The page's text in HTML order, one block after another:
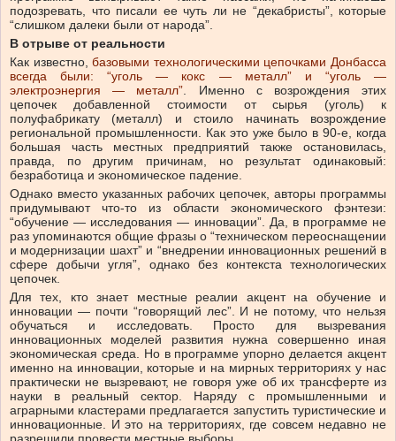
подозревать, что писали ее чуть ли не “декабристы”, которые
“слишком далеки были от народа”.
В отрыве от реальности
Как известно, базовыми технологическими цепочками Донбасса
всегда были: “уголь — кокс — металл” и “уголь —
электроэнергия — металл”. Именно с возрождения этих
цепочек добавленной стоимости от сырья (уголь) к
полуфабрикату (металл) и стоило начинать возрождение
региональной промышленности. Как это уже было в 90-е, когда
большая часть местных предприятий также остановилась,
правда, по другим причинам, но результат одинаковый:
безработица и экономическое падение.
Однако вместо указанных рабочих цепочек, авторы программы
придумывают что-то из области экономического фэнтези:
“обучение — исследования — инновации”. Да, в программе не
раз упоминаются общие фразы о “техническом переоснащении
и модернизации шахт” и “внедрении инновационных решений в
сфере добычи угля”, однако без контекста технологических
цепочек.
Для тех, кто знает местные реалии акцент на обучение и
инновации — почти “говорящий лес”. И не потому, что нельзя
обучаться и исследовать. Просто для вызревания
инновационных моделей развития нужна совершенно иная
экономическая среда. Но в программе упорно делается акцент
именно на инновации, которые и на мирных территориях у нас
практически не вызревают, не говоря уже об их трансферте из
науки в реальный сектор. Наряду с промышленными и
аграрными кластерами предлагается запустить туристические и
инновационные. И это на территориях, где совсем недавно не